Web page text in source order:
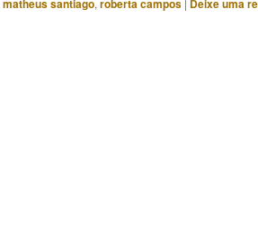
matheus santiago, roberta campos | Deixe uma